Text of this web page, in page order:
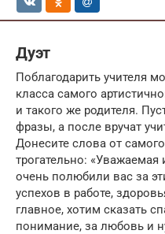
Дуэт
Поблагодарить учителя
класса самого
и такого же родителя.
фразы, а после вручат
Донесите слова от
трогательно:
очень полюбили вас за
успехов в работе,
главное, хотим сказать
понимание, за любовь и